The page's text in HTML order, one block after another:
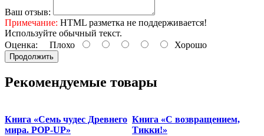
Ваш отзыв:
Примечание: HTML разметка не поддерживается!
Используйте обычный текст.
Оценка: Плохо Хорошо
Продолжить
Рекомендуемые товары
Книга «Семь чудес Древнего
мира. POP-UP»
Книга «С возвращением,
Тикки!»